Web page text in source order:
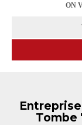
ON
Tombe